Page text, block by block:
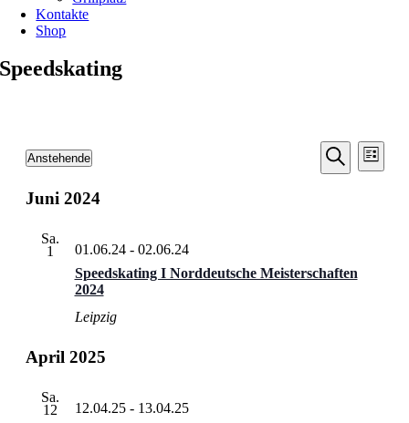
Kontakte
Shop
Speedskating
Veranstaltungen
Suche
Suche
Liste
Anstehende
wählen.
Juni 2024
Sa.
1
Speedskating I Norddeutsche Meisterschaften
2024
01.06.24- 02.06.24
Leipzig
April 2025
Sa.
12
12.04.25- 13.04.25